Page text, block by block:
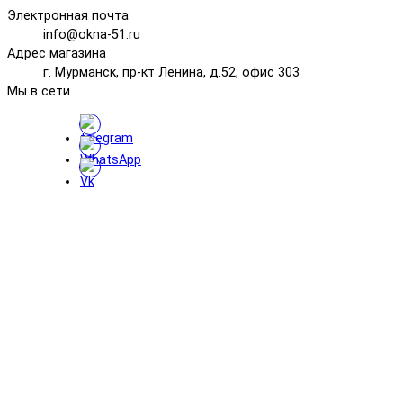
Электронная почта
info@okna-51.ru
Адрес магазина
г. Мурманск, пр-кт Ленина, д.52, офис 303
Мы в сети